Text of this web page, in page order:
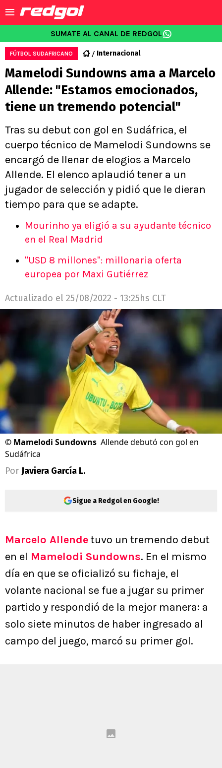
SUMATE AL CANAL DE REDGOL
FÚTBOL SUDAFRICANO Internacional
Mamelodi Sundowns ama a Marcelo
Allende: "Estamos emocionados,
tiene un tremendo potencial"
Tras su debut con gol en Sudáfrica, el
cuerpo técnico de Mamelodi Sundowns se
encargó de llenar de elogios a Marcelo
Allende. El elenco aplaudió tener a un
jugador de selección y pidió que le dieran
tiempo para que se adapte.
Mourinho ya eligió a su ayudante técnico
en el Real Madrid
"USD 8 millones": millonaria oferta
europea por Maxi Gutiérrez
Actualizado el 25/08/2022 - 13:25hs CLT
© Mamelodi Sundowns Allende debutó con gol en
Sudáfrica
Por Javiera García L.
Sigue a Redgol en Google!
Marcelo Allendetuvo un tremendo debut
en el Mamelodi Sundowns. En el mismo
día en que se oficializó su fichaje, el
volante nacional se fue a jugar su primer
partido y respondió de la mejor manera: a
solo siete minutos de haber ingresado al
campo del juego, marcó su primer gol.